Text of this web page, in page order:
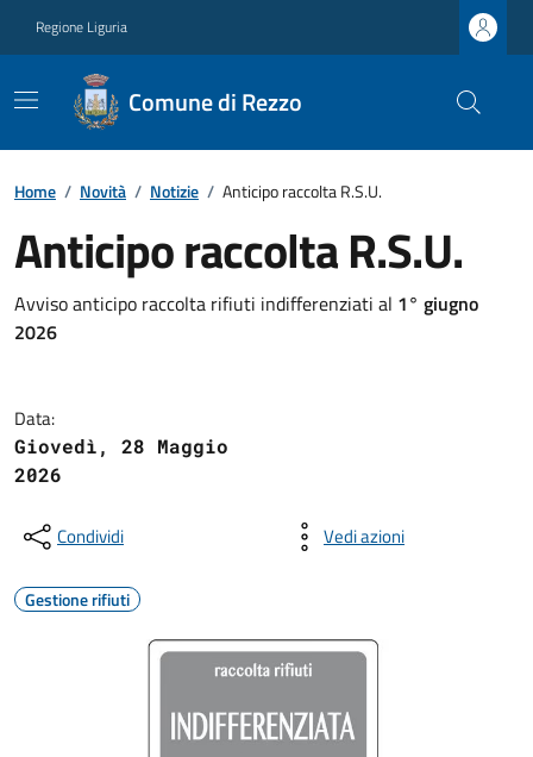
Regione Liguria
Comune di Rezzo
Home / Novità / Notizie / Anticipo raccolta R.S.U.
Anticipo raccolta R.S.U.
Avviso anticipo raccolta rifiuti indifferenziati al 1° giugno
2026
Data:
Giovedì, 28 Maggio
2026
Condividi Vedi azioni
Gestione rifiuti